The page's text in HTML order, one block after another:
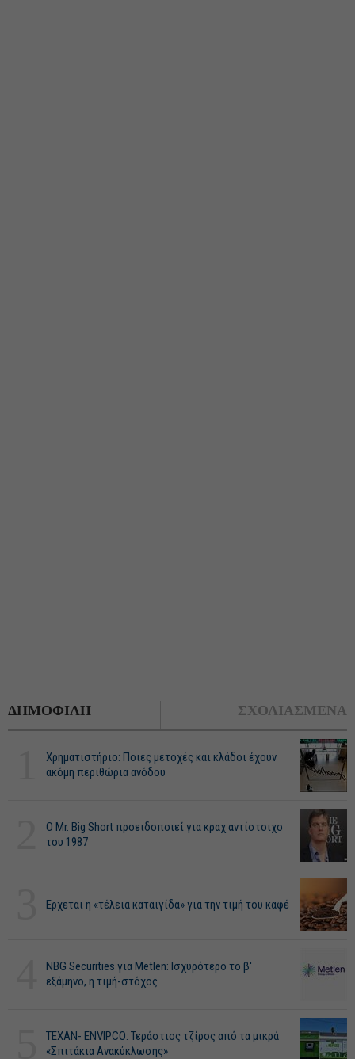
ΔΗΜΟΦΙΛΗ ΣΧΟΛΙΑΣΜΕΝΑ
Χρηματιστήριο: Ποιες μετοχές και κλάδοι έχουν
ακόμη περιθώρια ανόδου
O Mr. Big Short προειδοποιεί για κραχ αντίστοιχο
του 1987
Ερχεται η «τέλεια καταιγίδα» για την τιμή του καφέ
NBG Securities για Metlen: Ισχυρότερο το β'
εξάμηνο, η τιμή-στόχος
ΤΕΧΑΝ- ENVIPCO: Τεράστιος τζίρος από τα μικρά
«Σπιτάκια Ανακύκλωσης»